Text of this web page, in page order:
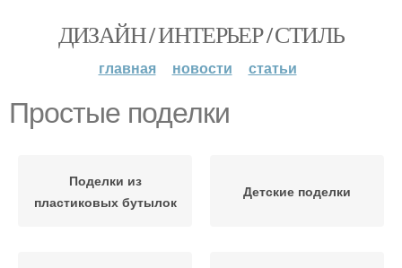
ДИЗАЙН / ИНТЕРЬЕР / СТИЛЬ
главная новости статьи
Простые поделки
Поделки из
пластиковых бутылок
Детские поделки